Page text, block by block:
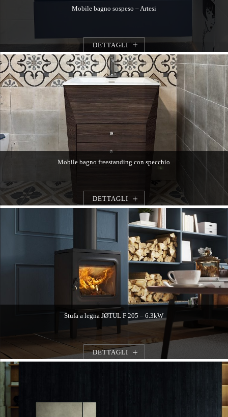
Mobile bagno sospeso – Artesi
DETTAGLI
Mobile bagno freestanding con specchio
DETTAGLI
Stufa a legna JØTUL F 205 – 6.3kW
DETTAGLI